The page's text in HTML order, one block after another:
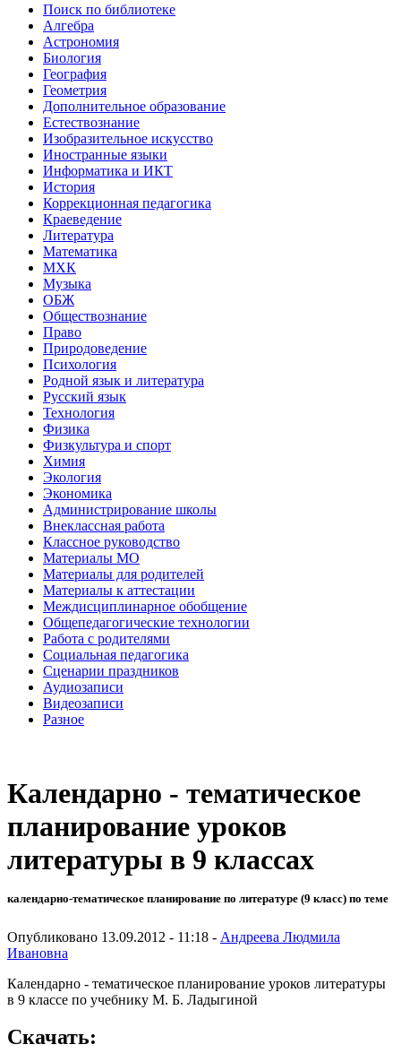
Поиск по библиотеке
Алгебра
Астрономия
Биология
География
Геометрия
Дополнительное образование
Естествознание
Изобразительное искусство
Иностранные языки
Информатика и ИКТ
История
Коррекционная педагогика
Краеведение
Литература
Математика
МХК
Музыка
ОБЖ
Обществознание
Право
Природоведение
Психология
Родной язык и литература
Русский язык
Технология
Физика
Физкультура и спорт
Химия
Экология
Экономика
Администрирование школы
Внеклассная работа
Классное руководство
Материалы МО
Материалы для родителей
Материалы к аттестации
Междисциплинарное обобщение
Общепедагогические технологии
Работа с родителями
Социальная педагогика
Сценарии праздников
Аудиозаписи
Видеозаписи
Разное
Календарно - тематическое
планирование уроков
литературы в 9 классах
календарно-тематическое планирование по литературе (9 класс) по теме
Опубликовано 13.09.2012 - 11:18 - Андреева Людмила
Ивановна
Календарно - тематическое планирование уроков литературы
в 9 классе по учебнику М. Б. Ладыгиной
Скачать: